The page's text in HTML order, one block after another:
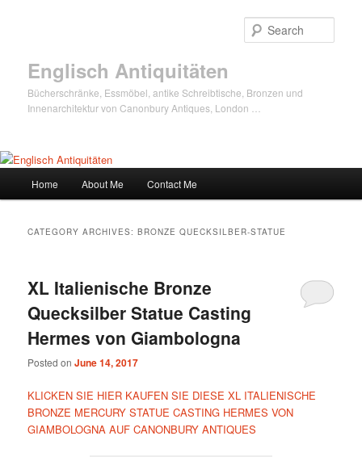
Englisch Antiquitäten
Bücherschränke, Essmöbel, antike Schreibtische, Bronzen und
Innenarchitektur von Canonbury Antiques, London …
Skip
content
Skip
content
Home About Me Contact Me
CATEGORY ARCHIVES:BRONZE QUECKSILBER-STATUE
XL Italienische Bronze
Quecksilber Statue Casting
Hermes von Giambologna
Posted onJune 14, 2017
KLICKEN SIE HIER KAUFEN SIE DIESE XL ITALIENISCHE
BRONZE MERCURY STATUE CASTING HERMES VON
GIAMBOLOGNA AUF CANONBURY ANTIQUES